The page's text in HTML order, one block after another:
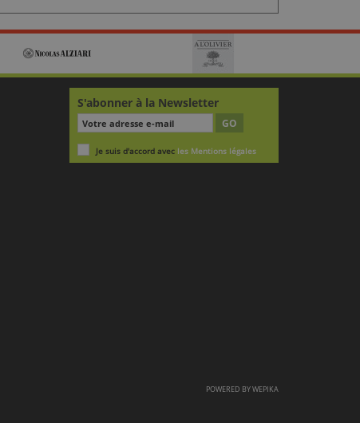
S'abonner à la Newsletter
GO
Je suis d'accord avec les Mentions légales
POWERED BYWEPIKA